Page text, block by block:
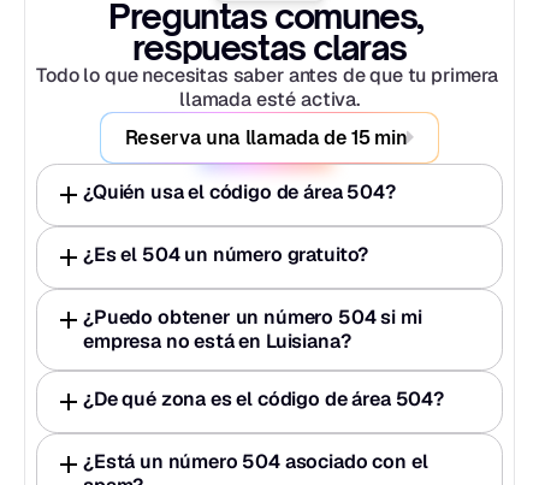
Preguntas comunes,
respuestas claras
Todo lo que necesitas saber antes de que tu primera
llamada esté activa.
Reserva una llamada de 15 min
¿Quién usa el código de área 504?
¿Es el 504 un número gratuito?
¿Puedo obtener un número 504 si mi
empresa no está en Luisiana?
¿De qué zona es el código de área 504?
¿Está un número 504 asociado con el